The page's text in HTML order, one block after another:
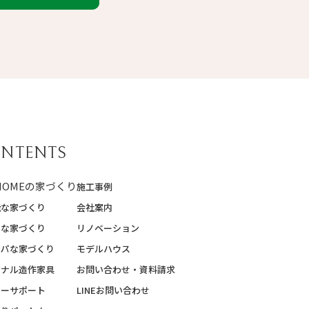
の家づくり
家づくり
家づくり
な家づくり
ル造作家具
サポート
施工事例
会社案内
リノベーション
モデルハウス
お問い合わせ・資料請求
LINEお問い合わせ